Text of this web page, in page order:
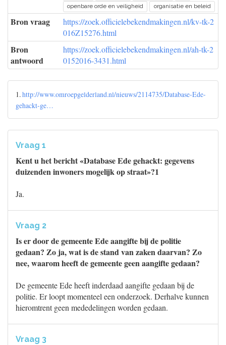
openbare orde en veiligheid
organisatie en beleid
Bron vraag
https://zoek.officielebekendmakingen.nl/kv-tk-2
016Z15276.html
Bron
antwoord
https://zoek.officielebekendmakingen.nl/ah-tk-2
0152016-3431.html
1.http://www.omroepgelderland.nl/nieuws/2114735/Database-Ede-
gehackt-ge…
Vraag 1
Kent u het bericht «Database Ede gehackt: gegevens
duizenden inwoners mogelijk op straat»?1
Ja.
Vraag 2
Is er door de gemeente Ede aangifte bij de politie
gedaan? Zo ja, wat is de stand van zaken daarvan? Zo
nee, waarom heeft de gemeente geen aangifte gedaan?
De gemeente Ede heeft inderdaad aangifte gedaan bij de
politie. Er loopt momenteel een onderzoek. Derhalve kunnen
hieromtrent geen mededelingen worden gedaan.
Vraag 3